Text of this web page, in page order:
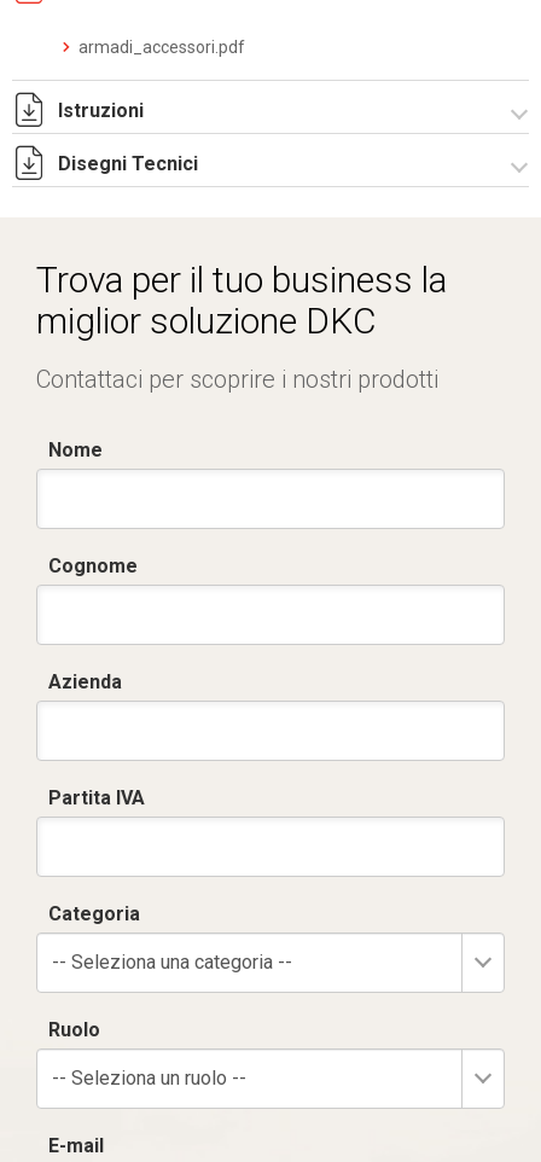
armadi_accessori.pdf
Istruzioni
Istruzioni di montaggio CPE_DA_stampa.pdf
Disegni Tecnici
Trova per il tuo business la
miglior soluzione DKC
Contattaci per scoprire i nostri prodotti
Nome
Cognome
Azienda
Partita IVA
Categoria
-- Seleziona una categoria --
Ruolo
-- Seleziona un ruolo --
E-mail